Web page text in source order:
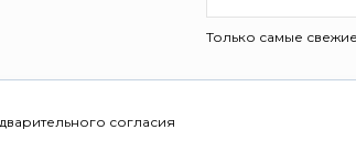
Только самые
согласия